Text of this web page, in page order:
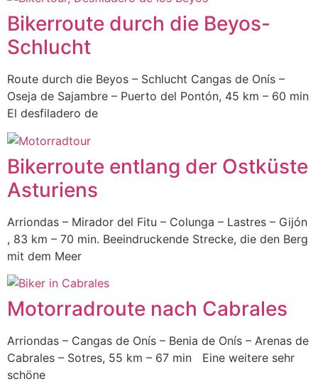
Bikerroute durch die Beyos-
Schlucht
Route durch die Beyos – Schlucht Cangas de Onís –
Oseja de Sajambre – Puerto del Pontón, 45 km – 60 min
El desfiladero de
Bikerroute entlang der Ostküste
Asturiens
Arriondas – Mirador del Fitu – Colunga – Lastres – Gijón
, 83 km – 70 min. Beeindruckende Strecke, die den Berg
mit dem Meer
Motorradroute nach Cabrales
Arriondas – Cangas de Onís – Benia de Onís – Arenas de
Cabrales – Sotres, 55 km – 67 min Eine weitere sehr
schöne